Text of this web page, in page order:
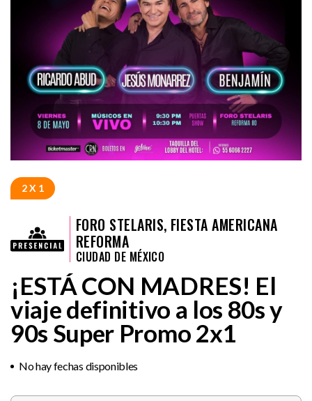
FORO STELARIS, FIESTA AMERICANA
REFORMA
CIUDAD DE MÉXICO
2 X 1
¡ESTÁ CON MADRES! El
viaje definitivo a los 80s y
90s Super Promo 2x1
No hay fechas disponibles